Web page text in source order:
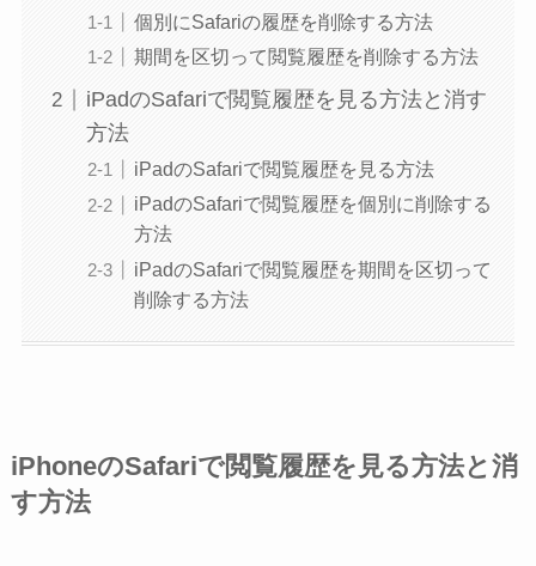
個別にSafariの履歴を削除する方法
期間を区切って閲覧履歴を削除する方法
iPadのSafariで閲覧履歴を見る方法と消す
方法
iPadのSafariで閲覧履歴を見る方法
iPadのSafariで閲覧履歴を個別に削除する
方法
iPadのSafariで閲覧履歴を期間を区切って
削除する方法
iPhoneのSafariで閲覧履歴を見る方法と消
す方法